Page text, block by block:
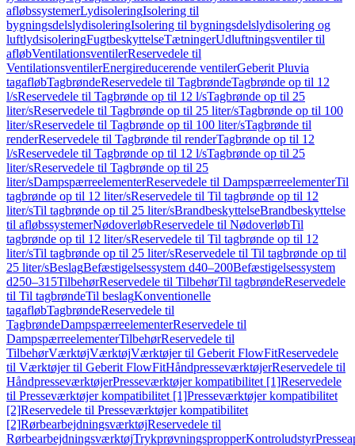
afløbssystemerLydisoleringIsolering til
bygningsdelslydisoleringIsolering til bygningsdelslydisolering og
luftlydsisoleringFugtbeskyttelseTætningerUdluftningsventiler til
afløbVentilationsventilerReservedele til
VentilationsventilerEnergireducerende ventilerGeberit Pluvia
tagafløbTagbrøndeReservedele til TagbrøndeTagbrønde op til 12
l/sReservedele til Tagbrønde op til 12 l/sTagbrønde op til 25
liter/sReservedele til Tagbrønde op til 25 liter/sTagbrønde op til 100
liter/sReservedele til Tagbrønde op til 100 liter/sTagbrønde til
renderReservedele til Tagbrønde til renderTagbrønde op til 12
l/sReservedele til Tagbrønde op til 12 l/sTagbrønde op til 25
liter/sReservedele til Tagbrønde op til 25
liter/sDampspærreelementerReservedele til DampspærreelementerTil
tagbrønde op til 12 liter/sReservedele til Til tagbrønde op til 12
liter/sTil tagbrønde op til 25 liter/sBrandbeskyttelseBrandbeskyttelse
til afløbssystemerNødoverløbReservedele til NødoverløbTil
tagbrønde op til 12 liter/sReservedele til Til tagbrønde op til 12
liter/sTil tagbrønde op til 25 liter/sReservedele til Til tagbrønde op til
25 liter/sBeslagBefæstigelsessystem d40–200Befæstigelsessystem
d250–315TilbehørReservedele til TilbehørTil tagbrøndeReservedele
til Til tagbrøndeTil beslagKonventionelle
tagafløbTagbrøndeReservedele til
TagbrøndeDampspærreelementerReservedele til
DampspærreelementerTilbehørReservedele til
TilbehørVærktøjVærktøjVærktøjer til Geberit FlowFitReservedele
til Værktøjer til Geberit FlowFitHåndpresseværktøjerReservedele til
HåndpresseværktøjerPresseværktøjer kompatibilitet [1]Reservedele
til Presseværktøjer kompatibilitet [1]Presseværktøjer kompatibilitet
[2]Reservedele til Presseværktøjer kompatibilitet
[2]RørbearbejdningsværktøjReservedele til
RørbearbejdningsværktøjTrykprøvningspropperKontroludstyr